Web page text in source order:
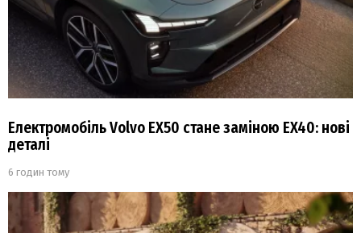
Електромобіль Volvo EX50 стане заміною EX40: нові
деталі
6 годин тому